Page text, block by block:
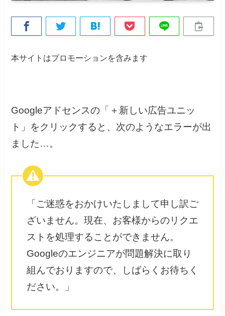
本サイトはプロモーションを含みます
Googleアドセンスの「＋新しい広告ユニッ
ト」をクリックすると、次のようなエラーが出
ました…。
「ご迷惑をおかけいたしまして申し訳ご
ざいません。現在、お客様からのリクエ
ストを処理することができません。
Googleのエンジニアが問題解決に取り
組んでおりますので、しばらくお待ちく
ださい。」